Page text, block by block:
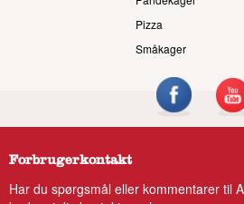
Pizza
Småkager
Forbrugerkontakt
Har du spørgsmål eller kommentarer til